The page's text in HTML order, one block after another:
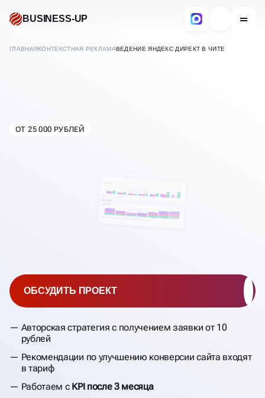
BUSINESS-UP
ГЛАВНАЯКОНТЕКСТНАЯ РЕКЛАМАВЕДЕНИЕ ЯНДЕКС ДИРЕКТ В ЧИТЕ
ВЕДЕНИЕ ЯНДЕКС ДИРЕКТ
ОТ 25 000 РУБЛЕЙ
Авторская стратегия с получением заявки от 10
рублей
Рекомендации по улучшению конверсии сайта входят
в тариф
Работаем с KPI после 3 месяца
ОБСУДИТЬ ПРОЕКТ